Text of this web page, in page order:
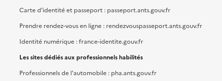
Carte d'identité et passeport : passeport.ants.gouv.fr
Prendre rendez-vous en ligne : rendezvouspasseport.ants.gouv.fr
Identité numérique : france-identite.gouv.fr
Les sites dédiés aux professionnels habilités
Professionnels de l'automobile : pha.ants.gouv.fr